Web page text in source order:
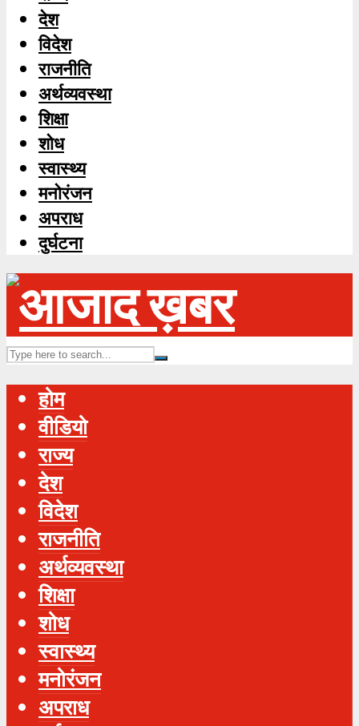
देश
विदेश
राजनीति
अर्थव्यवस्था
शिक्षा
शोध
स्‍वास्‍थ्‍य
मनोरंजन
अपराध
दुर्घटना
होम
वीडियो
राज्य
देश
विदेश
राजनीति
अर्थव्यवस्था
शिक्षा
शोध
स्‍वास्‍थ्‍य
मनोरंजन
अपराध